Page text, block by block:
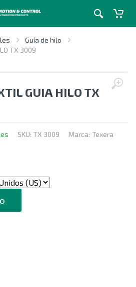
Guía de hilo
TX 3009
GUIA HILO TX
SKU: TX 3009 Marca: Texera